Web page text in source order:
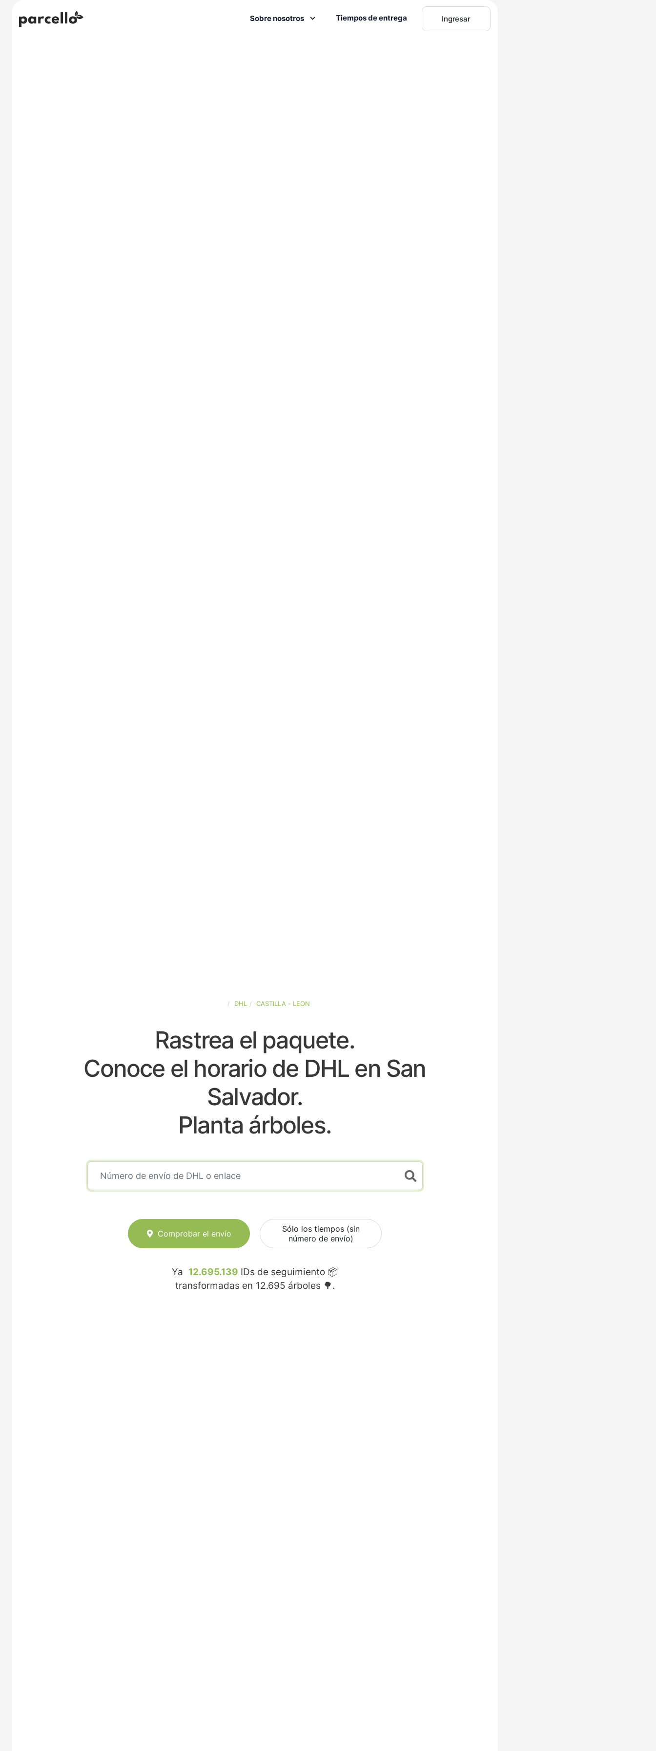
Sobre nosotros Tiempos de entrega Ingresar
DHL CASTILLA - LEON
Rastrea el paquete.
Conoce el horario de DHL en San
Salvador.
Planta árboles.
Comprobar el envío
Sólo los tiempos (sin
número de envío)
Ya 12.695.139 IDs de seguimiento 📦
transformadas en 12.695 árboles 🌳.